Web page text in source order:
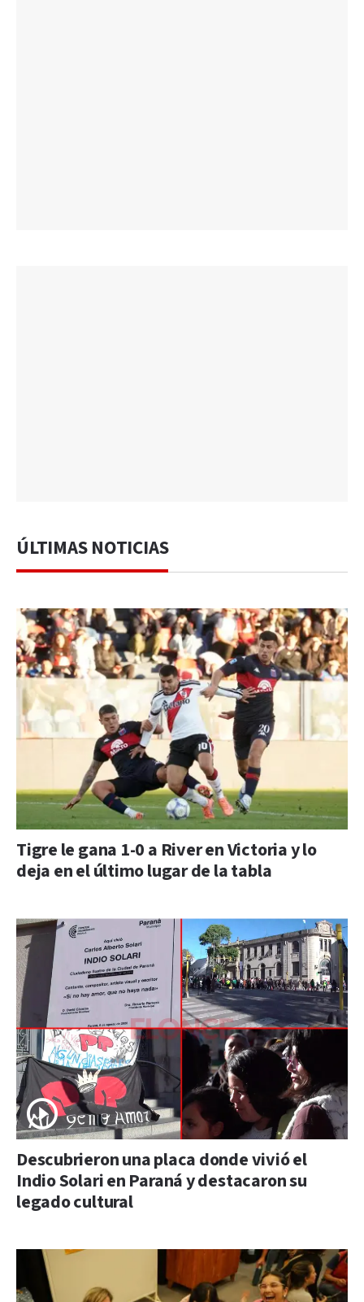
ÚLTIMAS NOTICIAS
Tigre le gana 1-0 a River en Victoria y lo
deja en el último lugar de la tabla
Descubrieron una placa donde vivió el
Indio Solari en Paraná y destacaron su
legado cultural